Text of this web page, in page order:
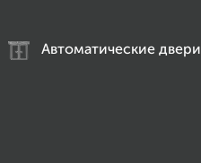
Автоматические двери